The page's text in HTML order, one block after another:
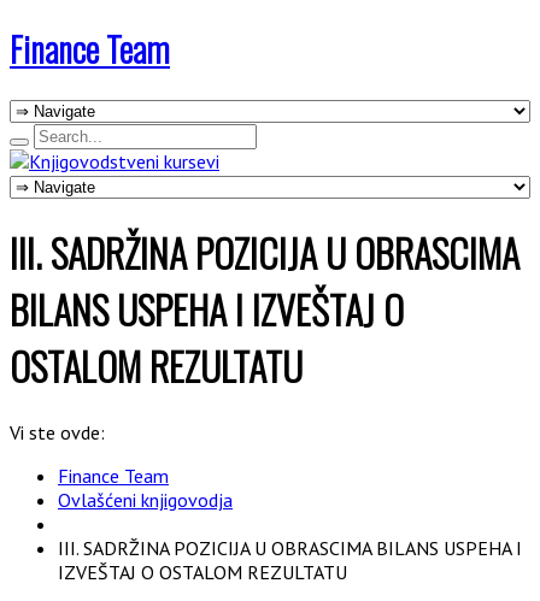
Finance Team
III. SADRŽINA POZICIJA U OBRASCIMA
BILANS USPEHA I IZVEŠTAJ O
OSTALOM REZULTATU
Vi ste ovde:
Finance Team
Ovlašćeni knjigovodja
III. SADRŽINA POZICIJA U OBRASCIMA BILANS USPEHA I
IZVEŠTAJ O OSTALOM REZULTATU